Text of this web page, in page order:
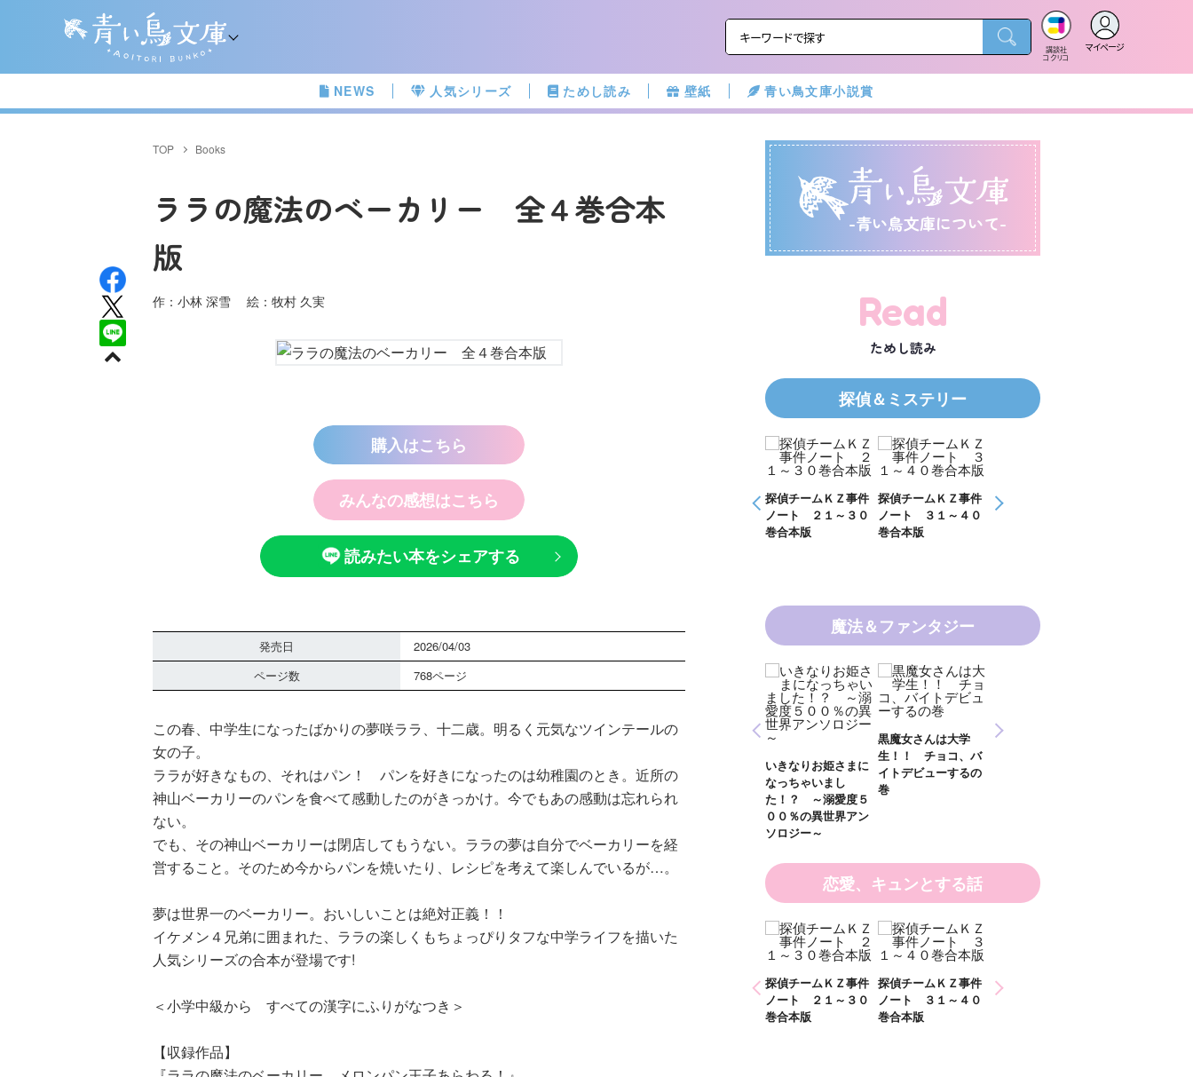
講談社
コクリコ
マイページ
NEWS 人気シリーズ ためし読み 壁紙 青い鳥文庫小説賞
TOP Books
ララの魔法のベーカリー 全４巻合本
版
作：小林 深雪 絵：牧村 久実
購入はこちら
みんなの感想はこちら
読みたい本をシェアする
発売日
2026/04/03
ページ数
768ページ
この春、中学生になったばかりの夢咲ララ、十二歳。明るく元気なツインテールの
女の子。
ララが好きなもの、それはパン！ パンを好きになったのは幼稚園のとき。近所の
神山ベーカリーのパンを食べて感動したのがきっかけ。今でもあの感動は忘れられ
ない。
でも、その神山ベーカリーは閉店してもうない。ララの夢は自分でベーカリーを経
営すること。そのため今からパンを焼いたり、レシピを考えて楽しんでいるが…。
夢は世界一のベーカリー。おいしいことは絶対正義！！
イケメン４兄弟に囲まれた、ララの楽しくもちょっぴりタフな中学ライフを描いた
人気シリーズの合本が登場です!
＜小学中級から すべての漢字にふりがなつき＞
【収録作品】
-青い鳥文庫について-
Read
ためし読み
探偵＆ミステリー
探偵チームＫＺ事件
霊は知っている
探偵チームＫＺ事件 探偵チームＫＺ事件
ノート ２１～３０
巻合本版
探偵チームＫＺ事件
ノート ３１～４０
巻合本版
探偵チームＫＺ事件
ノート １１～２０
魔法＆ファンタジー
黒魔女さんは白魔女
組 黒魔女さんが通
る！！（１８）
女さんが通る！！
（１７）
青い鳥文庫版 獣の
奏者１～８ 全８巻
いきなりお姫さまに
なっちゃいまし
た！？ ～溺愛度５
００％の異世界アン
ソロジー～
黒魔女さんは大学
生！！ チョコ、バ
イトデビューするの
巻
新 妖界ナビ・ルナ
１～１１ 全１１巻
恋愛、キュンとする話
ひなたとひかり
かわいく（なく）て
探偵チームＫＺ事件 探偵チームＫＺ事件
ノート ２１～３０
巻合本版
探偵チームＫＺ事件
ノート ３１～４０
巻合本版
探偵チームＫＺ事件
ノート １１～２０